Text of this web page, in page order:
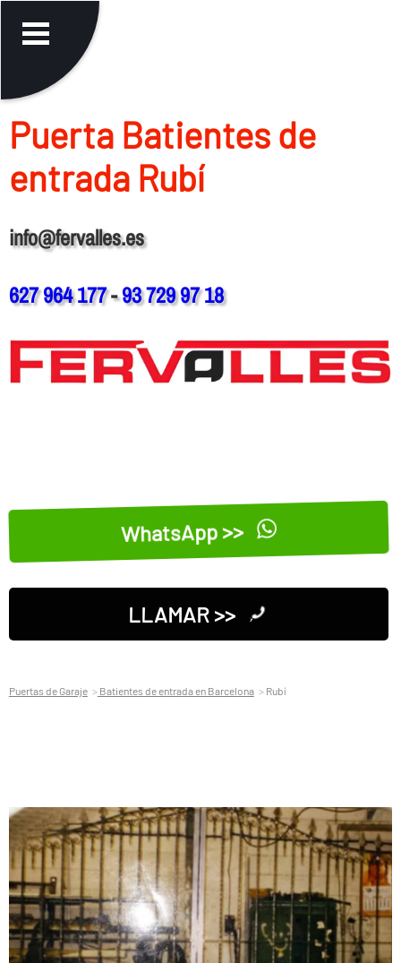
Puerta Batientes de
entrada Rubí
info@fervalles.es
627 964 177-93 729 97 18
WhatsApp >>
LLAMAR >>
Puertas de Garaje Batientes de entrada en Barcelona Rubí